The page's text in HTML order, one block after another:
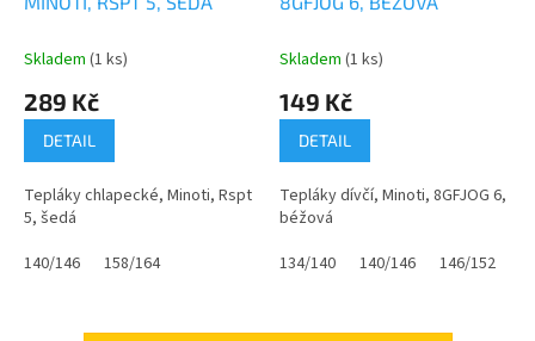
Skladem (1 ks)
289 Kč
DETAIL
Tepláky chlapecké, Minoti, Rspt
5, šedá
140/146
158/164
Skladem (1 ks)
149 Kč
DETAIL
Tepláky dívčí, Minoti, 8GFJOG 6,
béžová
134/140
140/146 146/152